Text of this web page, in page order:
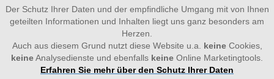
Der Schutz Ihrer Daten und der empfindliche Umgang mit von Ihnen
geteilten Informationen und Inhalten liegt uns ganz besonders am
Herzen.
Auch aus diesem Grund nutzt diese Website u.a. keineCookies,
keineAnalysedienste und ebenfalls keine Online Marketingtools.
Erfahren Sie mehr über den Schutz Ihrer Daten